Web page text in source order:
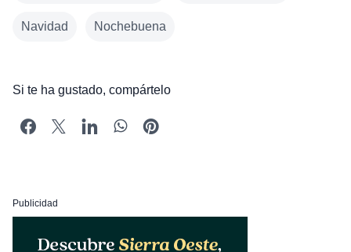
Navidad Nochebuena
Si te ha gustado, compártelo
Publicidad